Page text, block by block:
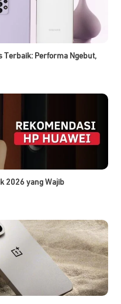
Terbaik: Performa Ngebut,
2026 yang Wajib